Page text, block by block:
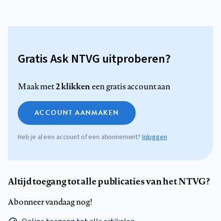
Gratis Ask NTVG uitproberen?
Maak met2 klikkeneen gratis account aan
ACCOUNT AANMAKEN
Heb je al een account of een abonnement?Inloggen
Altijd toegang tot alle publicaties van het NTVG?
Abonneer vandaag nog!